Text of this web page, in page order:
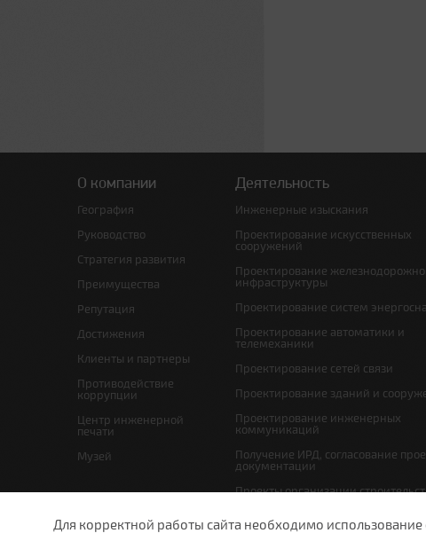
О компании
География
Руководство
Стратегия развития
Преимущества
Репутация
Достижения
Клиенты и партнеры
Противодействие
коррупции
Центр инженерной
печати
Музей
Деятельность
Инженерные изыскания
Проектирование искусственных
сооружений
Проектирование
инфраструктуры
Проектирование систем
Проектирование автоматики и
телемеханики
Проектирование сетей связи
Проектирование зданий и
Проектирование инженерных
коммуникаций
Получение ИРД, согласование
документации
Проекты организации
Для корректной работы сайта необходимо